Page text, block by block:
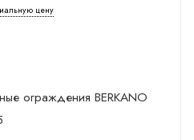
цену
ограждения BERKANO